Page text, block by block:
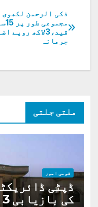
پوسٹوں
کی
ذکی الرحمن لکھوی
قید،3لاکھ روپے
جرمانہ
ملتی جلتی
قومی امور
ڈپٹی
کی بازیابی 3 روز کی مہلت